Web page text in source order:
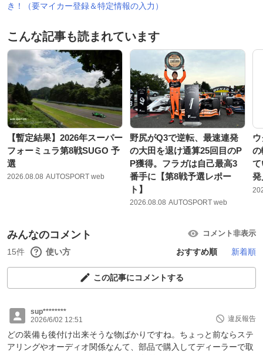
き！（要マイカー登録＆特定情報の入力）
こんな記事も読まれています
【暫定結果】2026年スーパー
フォーミュラ第8戦SUGO 予
選
2026.08.08 AUTOSPORT web
野尻がQ3で逆転、最速連発
の大田を退け通算25回目のP
P獲得。フラガは自己最高3
番手に【第8戦予選レポー
ト】
2026.08.08 AUTOSPORT web
て
発
みんなのコメント コメント非表示
15件 使い方 おすすめ順 新着順
この記事にコメントする
sup********
2026/6/02 12:51
違反報告
どの装備も後付け出来そうな物ばかりですね。ちょっと前ならステ
アリングやオーディオ関係なんて、部品で購入してディーラーで取